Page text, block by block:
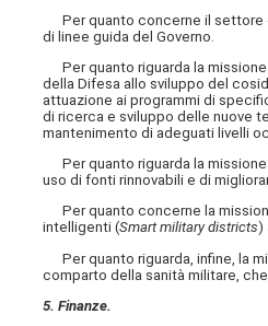
Per quanto concerne il settore
di linee guida del Governo.
Per quanto riguarda la
della Difesa allo sviluppo del
attuazione ai programmi di
di ricerca e sviluppo delle nuove
mantenimento di adeguati livelli
Per quanto riguarda la
uso di fonti rinnovabili e di
Per quanto concerne la
intelligenti (Smart military districts)
Per quanto riguarda, infine, la
comparto della sanità militare,
5. Finanze.